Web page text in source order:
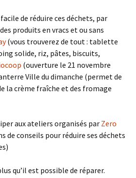
de réduire ces déchets, par
produits en vracs et ou sans
(vous trouverez de tout : tablette
solide, riz, pâtes, biscuits,
(ouverture le 21 novembre
Ville du dimanche (permet de
la crème fraîche et des fromage
aux ateliers organisés par Zero
de conseils pour réduire ses déchets
qu’il est possible de réparer.